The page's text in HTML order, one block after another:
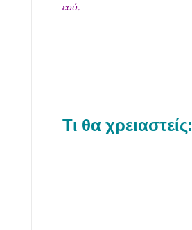
εσύ.
Τι θα χρειαστείς: